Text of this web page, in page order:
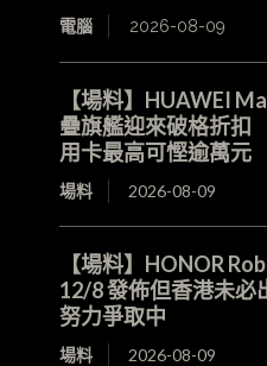
電腦 2026-08-09
【場料】HUAWEI
疊旗艦迎來破格折
用卡最高可慳逾萬元
場料 2026-08-09
【場料】HONOR
12/8 發佈但香港未必
努力爭取中
場料 2026-08-09